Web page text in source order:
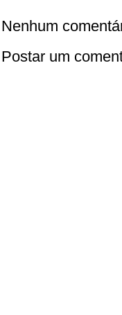
Nenhum
Postar um